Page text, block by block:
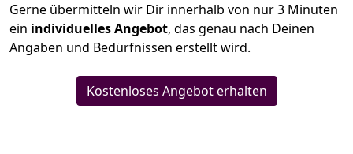
Gerne übermitteln wir Dir innerhalb von nur3 Minuten
ein individuelles Angebot, das genau nach Deinen
Angaben und Bedürfnissen erstellt wird.
Kostenloses Angebot erhalten